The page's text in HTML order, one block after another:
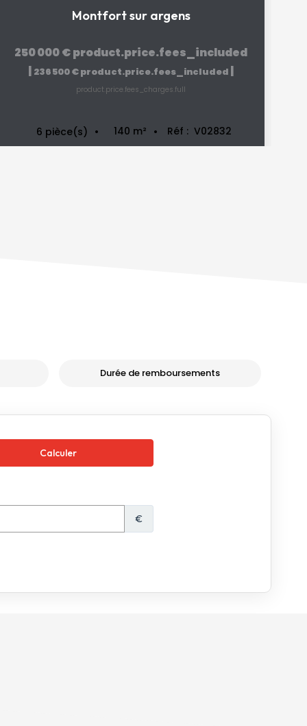
Montfort sur argens
250 000 €product.price.fees_included
| 236 500 €product.price.fees_included |
product.price.fees_charges.full
6 pièce(s) 140 m² Réf : V02832
Durée de remboursements